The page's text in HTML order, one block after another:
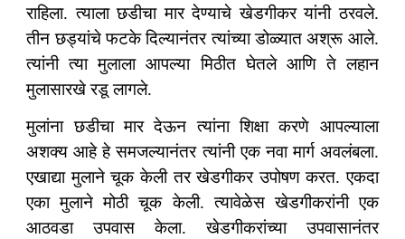
राहिला. त्याला छडीचा मार देण्याचे खेडगीकर यांनी ठरवले.
तीन छड्यांचे फटके दिल्यानंतर त्यांच्या डोळ्यात अश्रू आले.
त्यांनी त्या मुलाला आपल्या मिठीत घेतले आणि ते लहान
मुलासारखे रडू लागले.
मुलांना छडीचा मार देऊन त्यांना शिक्षा करणे आपल्याला
अशक्य आहे हे समजल्यानंतर त्यांनी एक नवा मार्ग अवलंबला.
एखाद्या मुलाने चूक केली तर खेडगीकर उपोषण करत. एकदा
एका मुलाने मोठी चूक केली. त्यावेळेस खेडगीकरांनी एक
आठवडा उपवास केला. खेडगीकरांच्या उपवासानंतर